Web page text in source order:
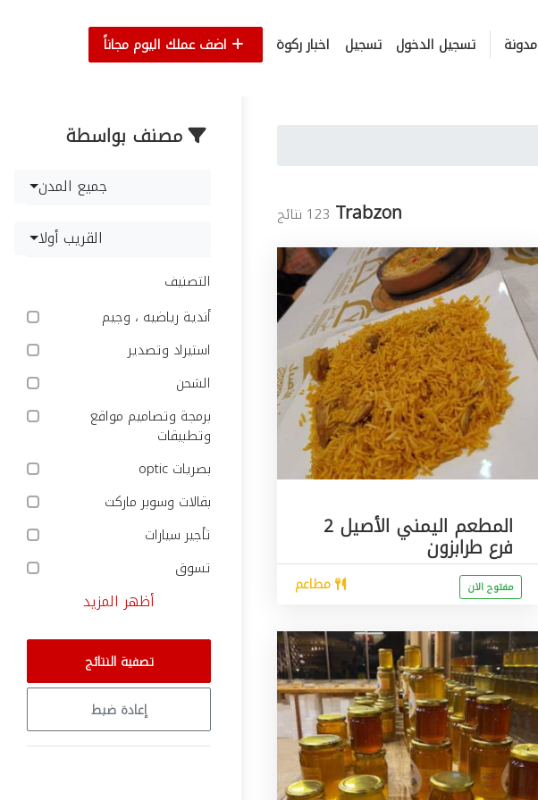
مدونة تسجيل الدخول تسجيل اخبار ركوة اضف عملك اليوم مجاناً
مصنف بواسطة
جميع المدن
القريب أولا
التصنيف
أندية رياضيه ، وجيم
استيراد وتصدير
الشحن
برمجة وتصاميم مواقع
وتطبيقات
بصريات optic
بقالات وسوبر ماركت
تأجير سيارات
تسوق
أظهر المزيد
تصفية النتائج
إعادة ضبط
Trabzon 123 نتائج
المطعم اليمني الأصيل 2
فرع طرابزون
مطاعم مفتوح الان